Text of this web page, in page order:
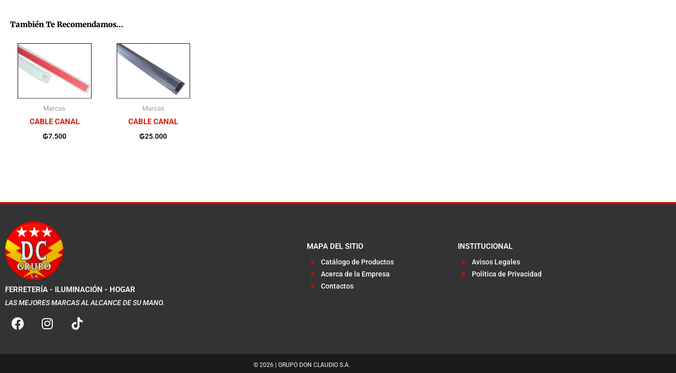
También Te Recomendamos…
Marcas
CABLE CANAL
₲7.500
Marcas
CABLE CANAL
₲25.000
FERRETERÍA - ILUMINACIÓN - HOGAR
LAS MEJORES MARCAS AL ALCANCE DE SU MANO.
F
a
e
I
n
t
MAPA DEL SITIO
Catálogo de Productos
Acerca de la Empresa
Contactos
INSTITUCIONAL
Avisos Legales
Política de Privacidad
© 2026 | GRUPO DON CLAUDIO S.A.